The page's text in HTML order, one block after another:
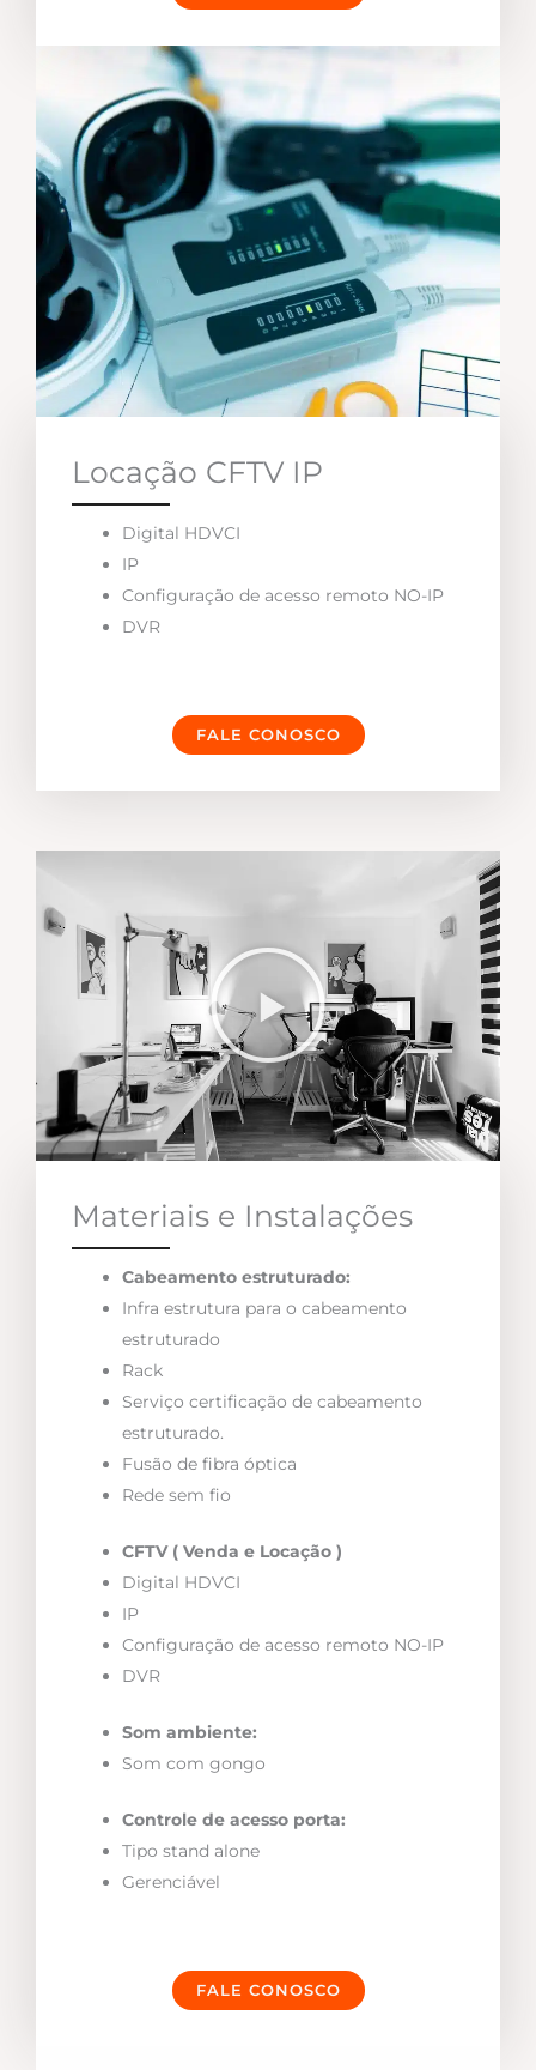
Locação CFTV IP
Digital HDVCI
IP
Configuração de acesso remoto NO-IP
DVR
FALE CONOSCO
Materiais e Instalações
Cabeamento estruturado:
Infra estrutura para o cabeamento
estruturado
Rack
Serviço certificação de cabeamento
estruturado.
Fusão de fibra óptica
Rede sem fio
CFTV ( Venda e Locação )
Digital HDVCI
IP
Configuração de acesso remoto NO-IP
DVR
Som ambiente:
Som com gongo
Controle de acesso porta:
Tipo stand alone
Gerenciável
FALE CONOSCO